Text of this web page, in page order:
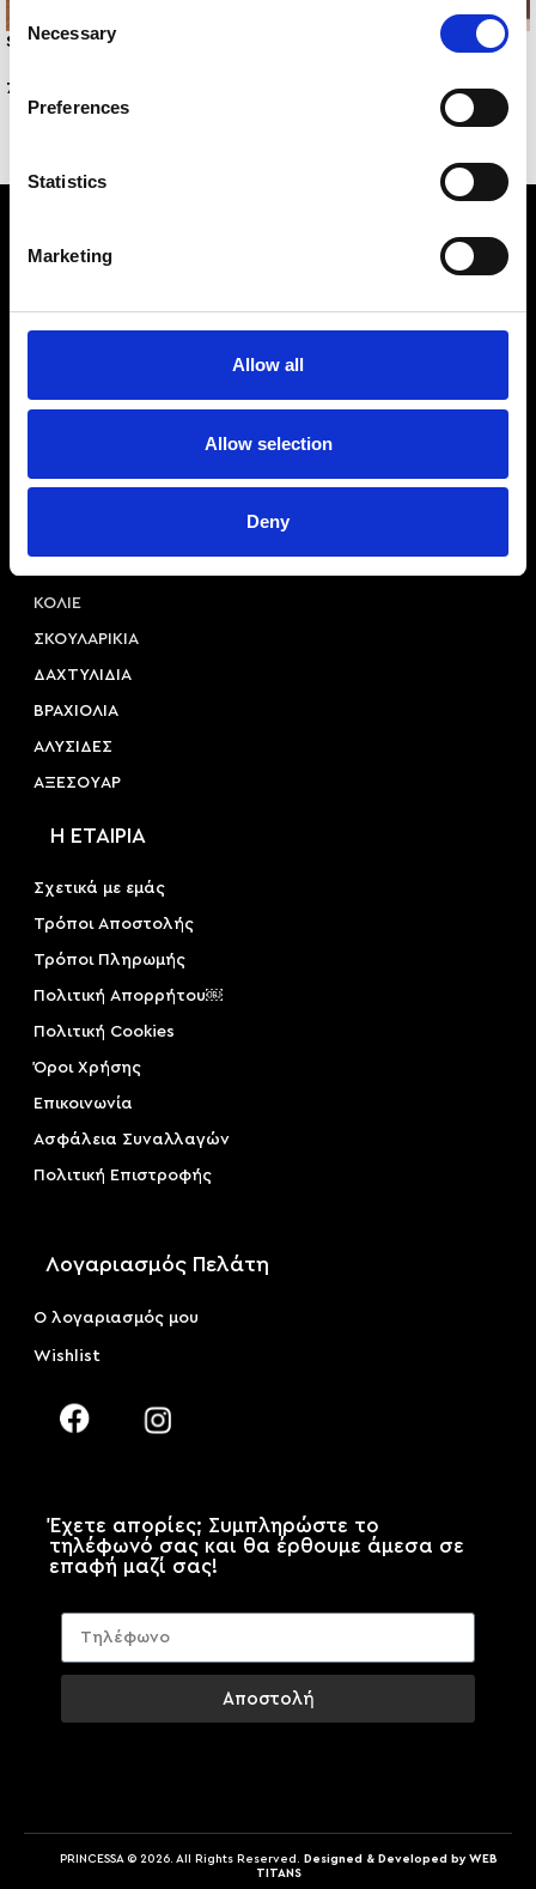
Selection
Necessary
Preferences
Statistics
Marketing
Allow all
Allow selection
Deny
SEABLOOM ANKLET
7,00
+30 2310 253 985
info@princessa.store
ΚΟΛΙΕ
ΣΚΟΥΛΑΡΙΚΙΑ
ΔΑΧΤΥΛΙΔΙΑ
ΒΡΑΧΙΟΛΙΑ
ΑΛΥΣΙΔΕΣ
ΑΞΕΣΟΥAΡ
Η ΕΤΑΙΡΙΑ
Σχετικά με εμάς
Τρόποι Αποστολής
Τρόποι Πληρωμής
Πολιτική Απορρήτου￼
Πολιτική Cookies
Όροι Χρήσης
Επικοινωνία
Ασφάλεια Συναλλαγών
Πολιτική Επιστροφής
Λογαριασμός Πελάτη
Ο λογαριασμός μου
Wishlist
Έχετε απορίες; Συμπληρώστε το
τηλέφωνό σας και θα έρθουμε άμεσα σε
επαφή μαζί σας!
Αποστολή
PRINCESSA © 2026. All Rights Reserved. Designed & Developed by WEB
TITANS